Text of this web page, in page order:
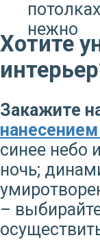
Хотите
Закажите
синее небо
ночь;
–